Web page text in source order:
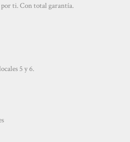
por ti. Con total garantía.
5 y 6.